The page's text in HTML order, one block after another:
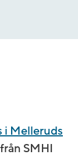
i Melleruds
SMHI